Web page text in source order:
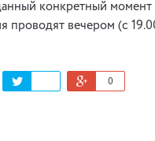
конкретный момент
проводят вечером (с
0